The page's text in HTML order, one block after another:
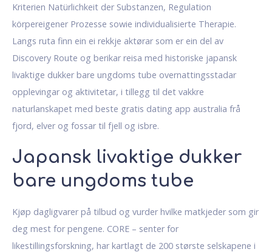
Kriterien Natürlichkeit der Substanzen, Regulation
körpereigener Prozesse sowie individualisierte Therapie.
Langs ruta finn ein ei rekkje aktørar som er ein del av
Discovery Route og berikar reisa med historiske japansk
livaktige dukker bare ungdoms tube overnattingsstadar
opplevingar og aktivitetar, i tillegg til det vakkre
naturlanskapet med beste gratis dating app australia frå
fjord, elver og fossar til fjell og isbre.
Japansk livaktige dukker
bare ungdoms tube
Kjøp dagligvarer på tilbud og vurder hvilke matkjeder som gir
deg mest for pengene. CORE – senter for
likestillingsforskning, har kartlagt de 200 største selskapene i